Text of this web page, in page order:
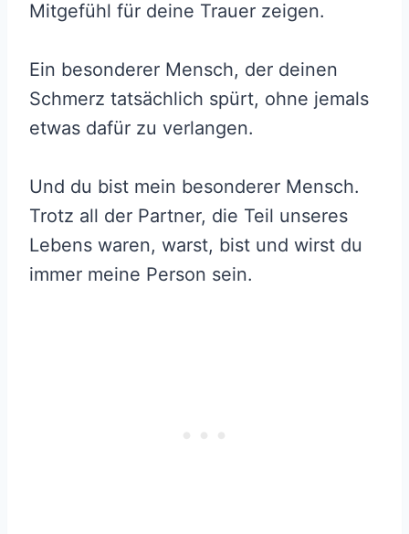
Mitgefühl für deine Trauer zeigen.
Ein besonderer Mensch, der deinen
Schmerz tatsächlich spürt, ohne jemals
etwas dafür zu verlangen.
Und du bist mein besonderer Mensch.
Trotz all der Partner, die Teil unseres
Lebens waren, warst, bist und wirst du
immer meine Person sein.